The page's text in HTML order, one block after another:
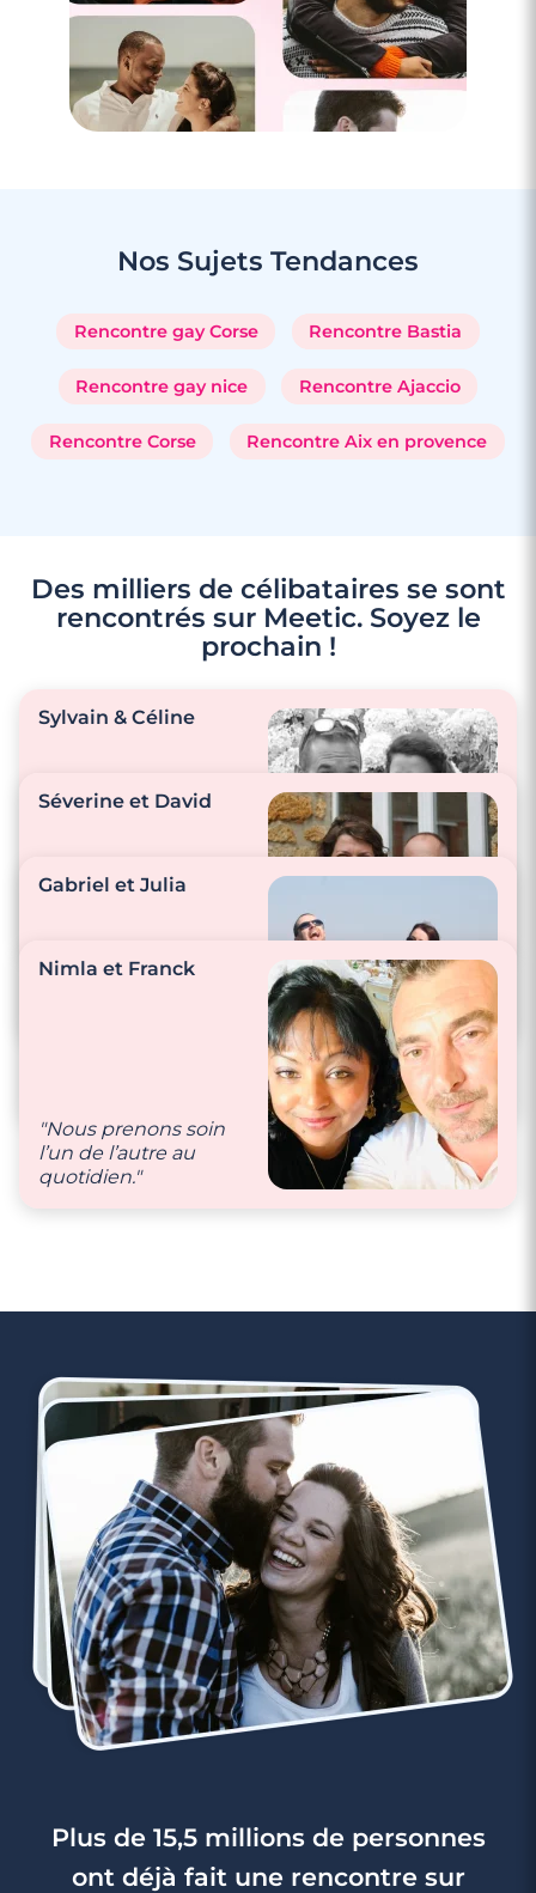
Nos Sujets Tendances
Rencontre gay Corse Rencontre Bastia
Rencontre gay nice Rencontre Ajaccio
Rencontre Corse Rencontre Aix en provence
Des milliers de célibataires se sont
rencontrés sur Meetic. Soyez le
prochain !
Sylvain & Céline
jour et on se donne
Séverine et David
inséparables !
quotidiennes et bien
évidemment des
weekends en
Gabriel et Julia
complices !"
Nimla et Franck
"Nous prenons soin
l’un de l’autre au
quotidien."
Plus de 15,5 millions de personnes
ont déjà fait une rencontre sur